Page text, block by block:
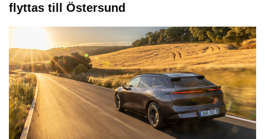
flyttas till Östersund